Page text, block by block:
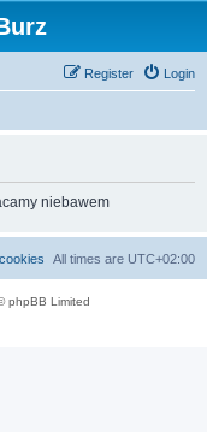
Login
Register
niebawem
All times are UTC+02:00
phpBB Limited